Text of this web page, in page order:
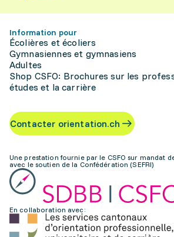
Information pour
Écolières et écoliers
Gymnasiennes et gymnasiens
Adultes
Shop CSFO: Brochures sur les
études et la carrière
Contacter orientation.ch
Une prestation fournie par le CSFO sur mandat
avec le soutien de la Confédération (SEFRI)
En collaboration avec: